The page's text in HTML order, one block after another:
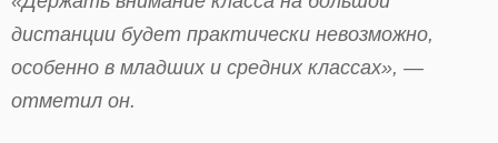
дистанции будет практически невозможно,
особенно в младших и средних классах», —
отметил он.